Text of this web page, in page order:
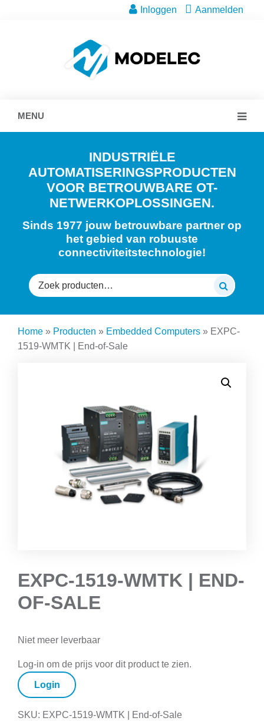
Inloggen Aanmelden
MENU
INDUSTRIËLE
AUTOMATISERINGSPRODUCTEN
VOOR BETROUWBARE OT-
NETWERKOPLOSSINGEN.
Sinds 1977 jouw betrouwbare partner op
het gebied van robuuste
connectiviteitstechnologie!
Zoeken
naar:
Home » Producten » Embedded Computers » EXPC-
1519-WMTK | End-of-Sale
EXPC-1519-WMTK | END-
OF-SALE
Niet meer leverbaar
Log-in om de prijs voor dit product te zien.
Login
SKU: EXPC-1519-WMTK | End-of-Sale